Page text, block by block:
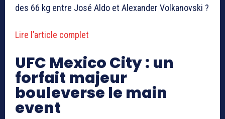
des 66 kg entre José Aldo et Alexander Volkanovski ?
Lire l’article complet
UFC Mexico City : un
forfait majeur
bouleverse le main
event